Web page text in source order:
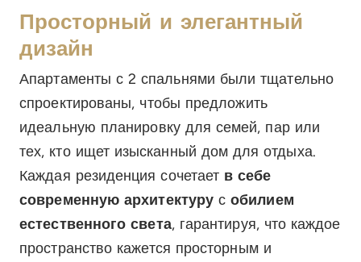
Просторный и элегантный
дизайн
Апартаменты с 2 спальнями были тщательно
спроектированы, чтобы предложить
идеальную планировку для семей, пар или
тех, кто ищет изысканный дом для отдыха.
Каждая резиденция сочетает в себе
современную архитектуру собилием
естественного света, гарантируя, что каждое
пространство кажется просторным и